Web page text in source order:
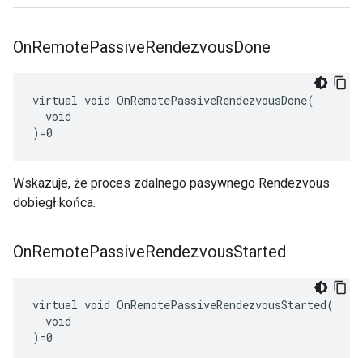
OnRemotePassiveRendezvousDone
virtual void OnRemotePassiveRendezvousDone(
  void
)=0
Wskazuje, że proces zdalnego pasywnego Rendezvous
dobiegł końca.
OnRemotePassiveRendezvousStarted
virtual void OnRemotePassiveRendezvousStarted(
  void
)=0